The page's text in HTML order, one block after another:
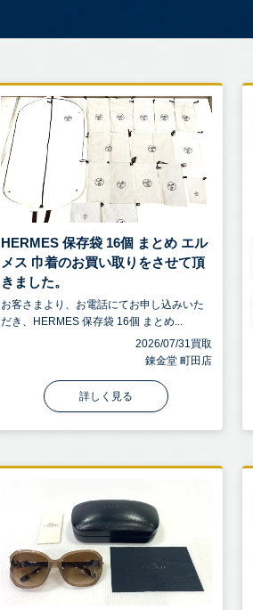
HERMES 保存袋 16個 まとめ エル
メス 巾着のお買い取りをさせて頂
きました。
お客さまより、お電話にてお申し込みいた
だき、HERMES 保存袋 16個 まとめ...
2026/07/31買取
錬金堂 町田店
詳しく見る